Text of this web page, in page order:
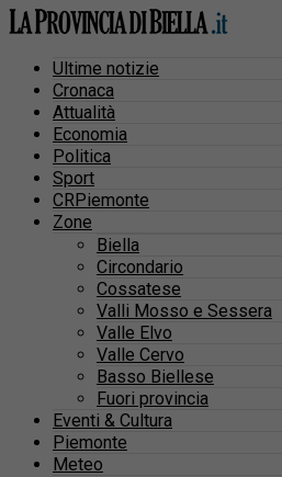
Ultime notizie
Cronaca
Attualità
Economia
Politica
Sport
CRPiemonte
Zone
Biella
Circondario
Cossatese
Valli Mosso e Sessera
Valle Elvo
Valle Cervo
Basso Biellese
Fuori provincia
Eventi & Cultura
Piemonte
Meteo